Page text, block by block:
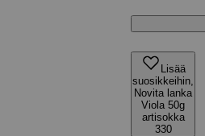
Lisää
suosikkeihin,
Novita lanka
Viola 50g
artisokka
330